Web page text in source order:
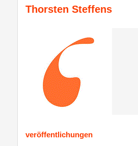
Thorsten Steffens
veröffentlichungen